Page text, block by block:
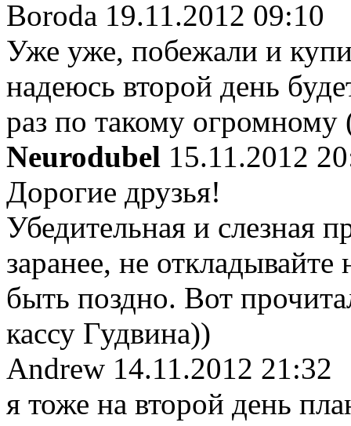
Boroda 19.11.2012 09:10
Уже уже, побежали и
надеюсь второй день
раз по такому
Neurodubel 15.11.2012
Дорогие друзья!
Убедительная и слезная
заранее, не
быть поздно. Вот
кассу Гудвина))
Andrew 14.11.2012 21:32
я тоже на второй день